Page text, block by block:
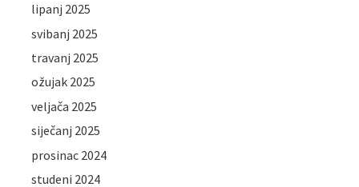
lipanj 2025
svibanj 2025
travanj 2025
ožujak 2025
veljača 2025
siječanj 2025
prosinac 2024
studeni 2024